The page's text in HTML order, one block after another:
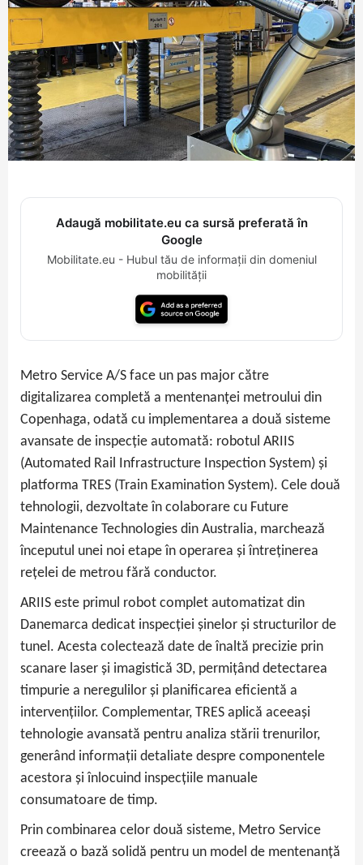
Adaugă mobilitate.eu ca sursă preferată în
Google
Mobilitate.eu - Hubul tău de informații din domeniul
mobilității
Metro Service A/S face un pas major către
digitalizarea completă a mentenanței metroului din
Copenhaga, odată cu implementarea a două sisteme
avansate de inspecție automată: robotul ARIIS
(Automated Rail Infrastructure Inspection System) și
platforma TRES (Train Examination System). Cele două
tehnologii, dezvoltate în colaborare cu Future
Maintenance Technologies din Australia, marchează
începutul unei noi etape în operarea și întreținerea
rețelei de metrou fără conductor.
ARIIS este primul robot complet automatizat din
Danemarca dedicat inspecției șinelor și structurilor de
tunel. Acesta colectează date de înaltă precizie prin
scanare laser și imagistică 3D, permițând detectarea
timpurie a neregulilor și planificarea eficientă a
intervențiilor. Complementar, TRES aplică aceeași
tehnologie avansată pentru analiza stării trenurilor,
generând informații detaliate despre componentele
acestora și înlocuind inspecțiile manuale
consumatoare de timp.
Prin combinarea celor două sisteme, Metro Service
creează o bază solidă pentru un model de mentenanță